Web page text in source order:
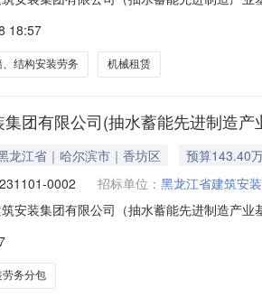
-LWFB-010）三、采购方式：竞价采购四
18:57
结构安装劳务 机械租赁
集团有限公司(抽水蓄能先进制造
龙江省｜哈尔滨市｜香坊区
预算143.40
0002 招标单位： 黑龙江省建筑安
安装集团有限公司（抽水蓄能先进制造产
007）三、采购方式：竞价采购四、采
劳务分包